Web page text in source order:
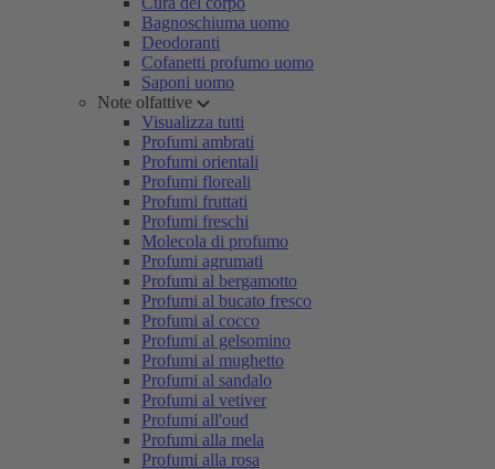
Bagnoschiuma uomo
Deodoranti
Cofanetti profumo uomo
Saponi uomo
Note olfattive
Visualizza tutti
Profumi ambrati
Profumi orientali
Profumi floreali
Profumi fruttati
Profumi freschi
Molecola di profumo
Profumi agrumati
Profumi al bergamotto
Profumi al bucato fresco
Profumi al cocco
Profumi al gelsomino
Profumi al mughetto
Profumi al sandalo
Profumi al vetiver
Profumi all'oud
Profumi alla mela
Profumi alla rosa